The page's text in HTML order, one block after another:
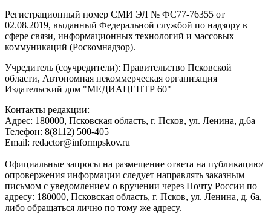
Регистрационный номер СМИ ЭЛ № ФС77-76355 от
02.08.2019, выданный Федеральной службой по надзору в
сфере связи, информационных технологий и массовых
коммуникаций (Роскомнадзор).
Учредитель (соучредители): Правительство Псковской
области, Автономная некоммерческая организация
Издательский дом "МЕДИАЦЕНТР 60"
Контакты редакции:
Адреc: 180000, Псковская область, г. Псков, ул. Ленина, д.6а
Телефон: 8(8112) 500-405
Email: redactor@informpskov.ru
Официальные запросы на размещение ответа на публикацию/
опровержения информации следует направлять заказным
письмом с уведомлением о вручении через Почту России по
адресу: 180000, Псковская область, г. Псков, ул. Ленина, д. 6а,
либо обращаться лично по тому же адресу.